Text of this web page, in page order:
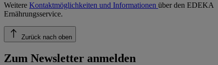
Weitere Kontaktmöglichkeiten und Informationen über den EDEKA
Ernährungsservice.
Zurück nach oben
Zum Newsletter anmelden